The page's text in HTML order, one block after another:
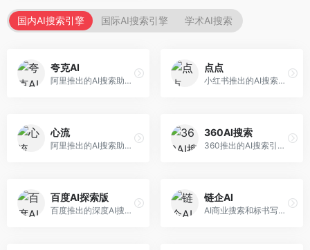
国内AI搜索引擎 国际AI搜索引擎 学术AI搜索
夸克AI
阿里推出的AI搜索助手，整合搜索与AI功能。面向年轻用户，提供智能搜索、文档处理、学习辅助等服务，与夸克生态深度整合。
点点
小红书推出的AI搜索应用，专注于生活方式内容搜索。面向小红书用户，提供生活攻略、消费决策、内容推荐等服务，生活方式内容丰富。
心流
阿里推出的AI搜索助手，专注于智能信息获取。面向普通用户，提供智能搜索、内容整理、知识问答等服务，与阿里生态深度整合。
360AI搜索
360推出的AI搜索引擎，专注于安全智能搜索。面向普通用户，提供智能问答、网页搜索、内容整理等服务，安全防护能力强。
百度AI探索版
百度推出的深度AI搜索引擎，整合百度知识图谱。面向中文用户，提供智能问答、知识探索、内容生成等服务，知识覆盖面广。
链企AI
AI商业搜索和标书写作工具，专注于企业服务场景。面向企业用户，提供商业信息搜索、标书生成、企业分析等服务，商业信息专业。